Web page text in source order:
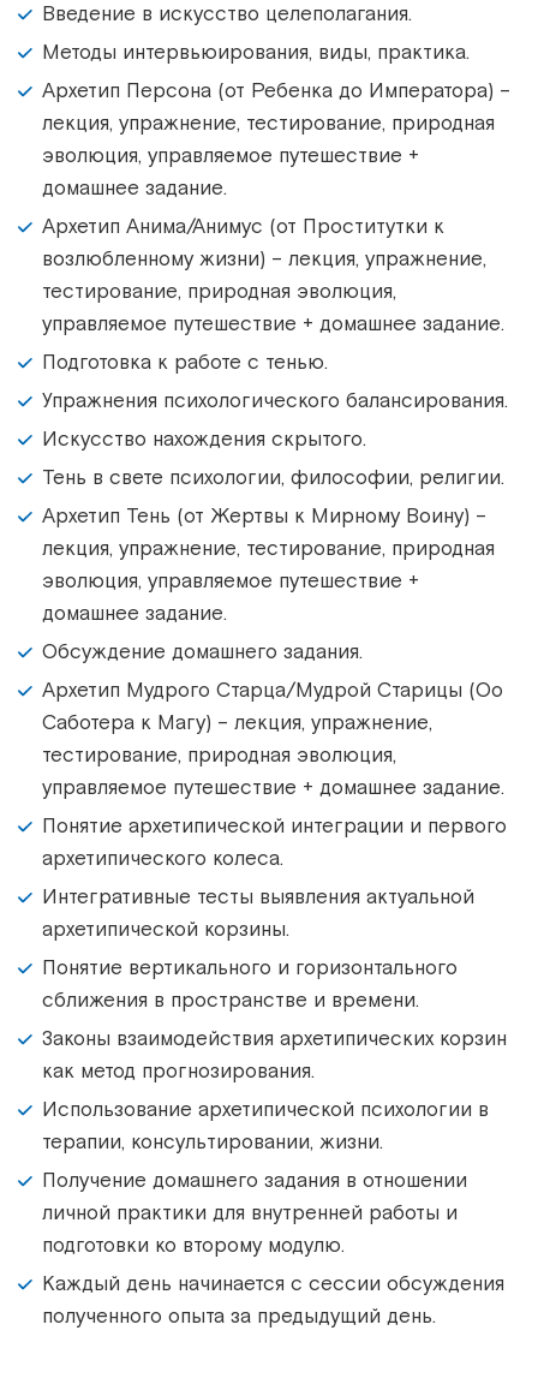
Введение в искусство целеполагания.
Методы интервьюирования, виды, практика.
Архетип Персона (от Ребенка до Императора) –
лекция, упражнение, тестирование, природная
эволюция, управляемое путешествие +
домашнее задание.
Архетип Анима/Анимус (от Проститутки к
возлюбленному жизни) – лекция, упражнение,
тестирование, природная эволюция,
управляемое путешествие + домашнее задание.
Подготовка к работе с тенью.
Упражнения психологического балансирования.
Искусство нахождения скрытого.
Тень в свете психологии, философии, религии.
Архетип Тень (от Жертвы к Мирному Воину) –
лекция, упражнение, тестирование, природная
эволюция, управляемое путешествие +
домашнее задание.
Обсуждение домашнего задания.
Архетип Мудрого Старца/Мудрой Старицы (Оо
Саботера к Магу) – лекция, упражнение,
тестирование, природная эволюция,
управляемое путешествие + домашнее задание.
Понятие архетипической интеграции и первого
архетипического колеса.
Интегративные тесты выявления актуальной
архетипической корзины.
Понятие вертикального и горизонтального
сближения в пространстве и времени.
Законы взаимодействия архетипических корзин
как метод прогнозирования.
Использование архетипической психологии в
терапии, консультировании, жизни.
Получение домашнего задания в отношении
личной практики для внутренней работы и
подготовки ко второму модулю.
Каждый день начинается с сессии обсуждения
полученного опыта за предыдущий день.